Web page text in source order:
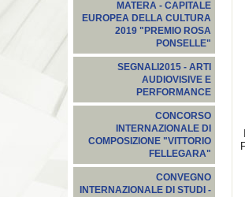
MATERA - CAPITALE
EUROPEA DELLA CULTURA
2019 "PREMIO ROSA
PONSELLE"
SEGNALI2015‬ - ARTI
AUDIOVISIVE E
PERFORMANCE
CONCORSO
INTERNAZIONALE DI
COMPOSIZIONE "VITTORIO
FELLEGARA"
CONVEGNO
INTERNAZIONALE DI STUDI -